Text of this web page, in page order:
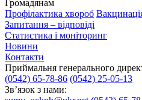
Громадянам
Профілактика хвороб
Запитання – відповіді
Статистика і моніторинг
Новини
Контакти
Приймальня генерального
(0542) 65-78-86 (0542) 25-05-13
Зв’язок з нами: